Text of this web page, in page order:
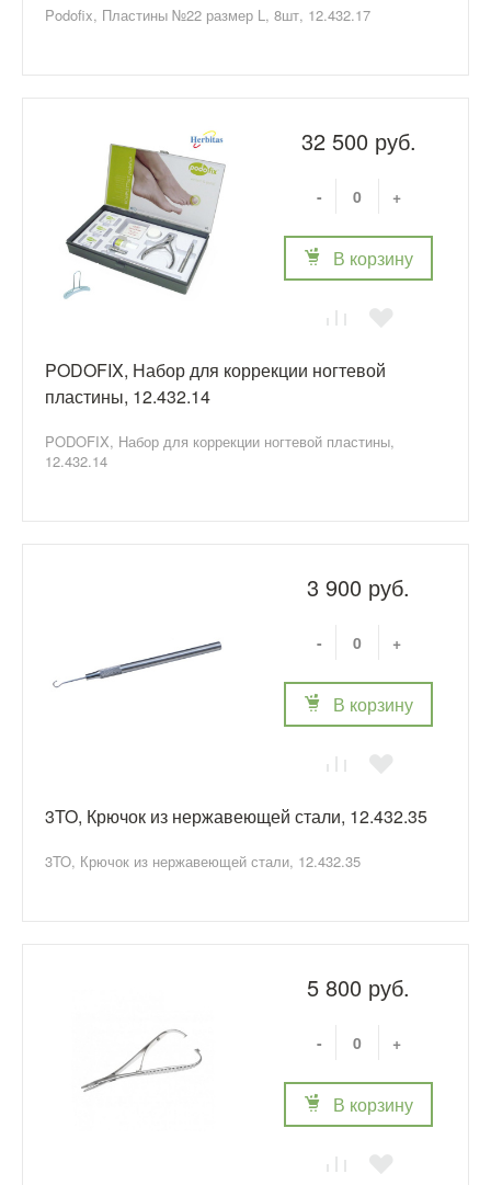
Podofix, Пластины №22 размер L, 8шт, 12.432.17
32 500 руб.
- +
В корзину
PODOFIX, Набор для коррекции ногтевой
пластины, 12.432.14
PODOFIX, Набор для коррекции ногтевой пластины,
12.432.14
3 900 руб.
- +
В корзину
3TO, Крючок из нержавеющей стали, 12.432.35
3TO, Крючок из нержавеющей стали, 12.432.35
5 800 руб.
- +
В корзину